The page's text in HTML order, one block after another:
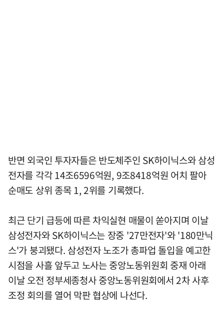
반면 외국인 투자자들은 반도체주인 SK하이닉스와 삼성
전자를 각각 14조6596억원, 9조8418억원 어치 팔아
순매도 상위 종목 1, 2위를 기록했다.
최근 단기 급등에 따른 차익실현 매물이 쏟아지며 이날
삼성전자와 SK하이닉스는 장중 '27만전자'와 '180만닉
스'가 붕괴됐다. 삼성전자 노조가 총파업 돌입을 예고한
시점을 사흘 앞두고 노사는 중앙노동위원회 중재 아래
이날 오전 정부세종청사 중앙노동위원회에서 2차 사후
조정 회의를 열어 막판 협상에 나선다.